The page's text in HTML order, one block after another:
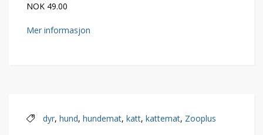
NOK 49.00
Mer informasjon
dyr, hund, hundemat, katt, kattemat, Zooplus